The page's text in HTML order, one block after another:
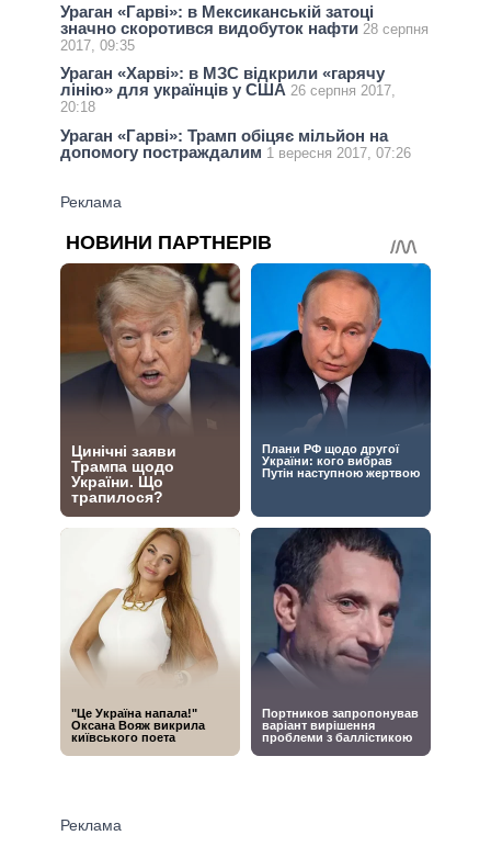
Ураган «Гарві»: в Мексиканській затоці
значно скоротився видобуток нафти 28 серпня
2017, 09:35
Ураган «Харві»: в МЗС відкрили «гарячу
лінію» для українців у США 26 серпня 2017,
20:18
Ураган «Гарві»: Трамп обіцяє мільйон на
допомогу постраждалим 1 вересня 2017, 07:26